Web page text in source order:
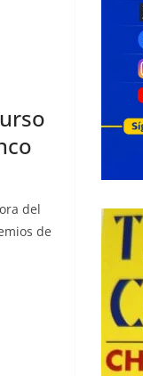
del
de